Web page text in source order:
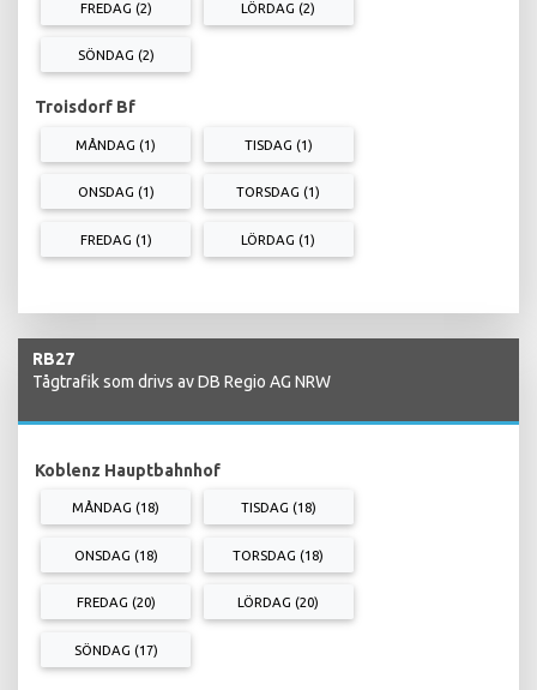
FREDAG (2) LÖRDAG (2)
SÖNDAG (2)
Troisdorf Bf
MÅNDAG (1) TISDAG (1)
ONSDAG (1) TORSDAG (1)
FREDAG (1) LÖRDAG (1)
RB27
Tågtrafik som drivs av DB Regio AG NRW
Koblenz Hauptbahnhof
MÅNDAG (18) TISDAG (18)
ONSDAG (18) TORSDAG (18)
FREDAG (20) LÖRDAG (20)
SÖNDAG (17)